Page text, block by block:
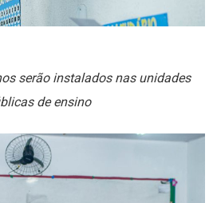
serão instalados nas unidades
de ensino